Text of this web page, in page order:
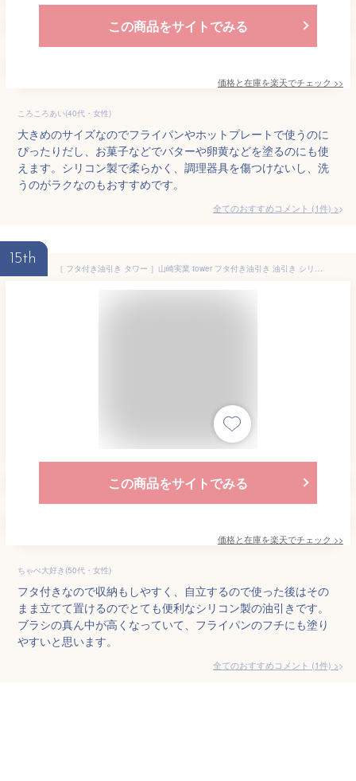
この商品をサイトでみる
価格と在庫を楽天でチェック >>
ころころあい(40代・女性)
大きめのサイズなのでフライパンやホットプレートで使うのに
ぴったりだし、お菓子などでバターや卵黄などを塗るのにも使
えます。シリコン製で柔らかく、調理器具を傷つけないし、洗
うのがラクなのもおすすめです。
全てのおすすめコメント (1件) >
15th
［ フタ付き油引き タワー ］山崎実業 tower フタ付き油引き 油引き シリコーン シリコン フタ付 自立 刷毛 キッチンツール スリム スティック ハケ たこ焼き器 たこ焼きプレート たこやき おしゃれ 北欧 便利グッズ 丸洗い プレゼント【ポイント5倍】 公式
この商品をサイトでみる
価格と在庫を楽天でチェック >>
ちゃぺ大好き(50代・女性)
フタ付きなので収納もしやすく、自立するので使った後はその
まま立てて置けるのでとても便利なシリコン製の油引きです。
ブラシの真ん中が高くなっていて、フライパンのフチにも塗り
やすいと思います。
全てのおすすめコメント (1件) >